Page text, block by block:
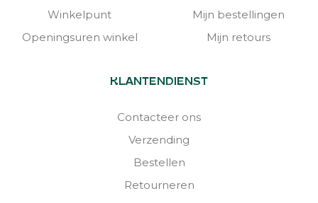
Winkelpunt
Openingsuren winkel
Mijn bestellingen
Mijn retours
KLANTENDIENST
Contacteer ons
Verzending
Bestellen
Retourneren